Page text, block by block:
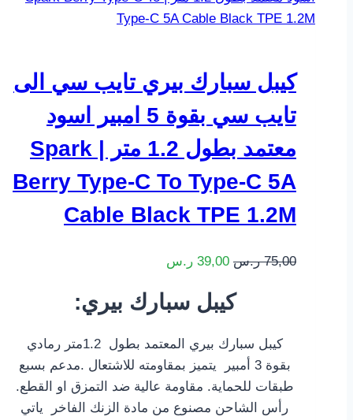
كيبل سبارك بيري تايب سي الى
تايب سي بقوة 5 امبير اسود
معتمد بطول 1.2 متر | Spark
Berry Type-C To Type-C 5A
Cable Black TPE 1.2M
75,00 ر.س 39,00 ر.س
:كيبل سبارك بيري
كيبل سبارك بيري المعتمد بطول 1.2متر رمادي
بقوة 3 أمبير يتميز بمقاومته للاشتعال .مدعم بسبع
طبقات للحماية. مقاومة عالية ضد التمزق او القطع.
رأس الشاحن مصنوع من مادة الزنك الفاخر ياتي